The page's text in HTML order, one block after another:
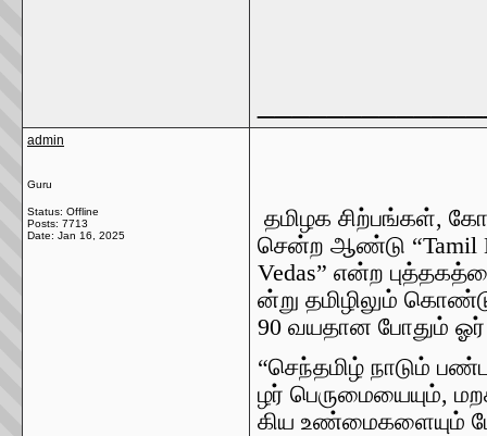
admin
Guru
Status: Offline
Posts: 7713
Date: Jan 16, 2025
தமிழக சிற்பங்கள்,
சென்ற ஆண்டு “Tamil
Vedas” என்ற
ன்று தமிழிலும்
90 வயதான போதும் ஓர்
“செந்தமிழ் நாடும்
ழர் பெருமையையும்,
கிய உண்மைகளையும்